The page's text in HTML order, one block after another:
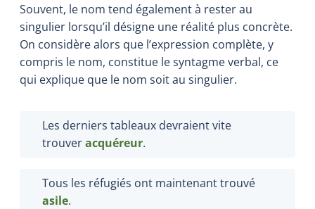
Souvent, le nom tend également à rester au
singulier lorsqu’il désigne une réalité plus concrète.
On considère alors que l’expression complète, y
compris le nom, constitue le syntagme verbal, ce
qui explique que le nom soit au singulier.
Les derniers tableaux devraient vite
trouveracquéreur.
Tous les réfugiés ont maintenant trouvé
asile.